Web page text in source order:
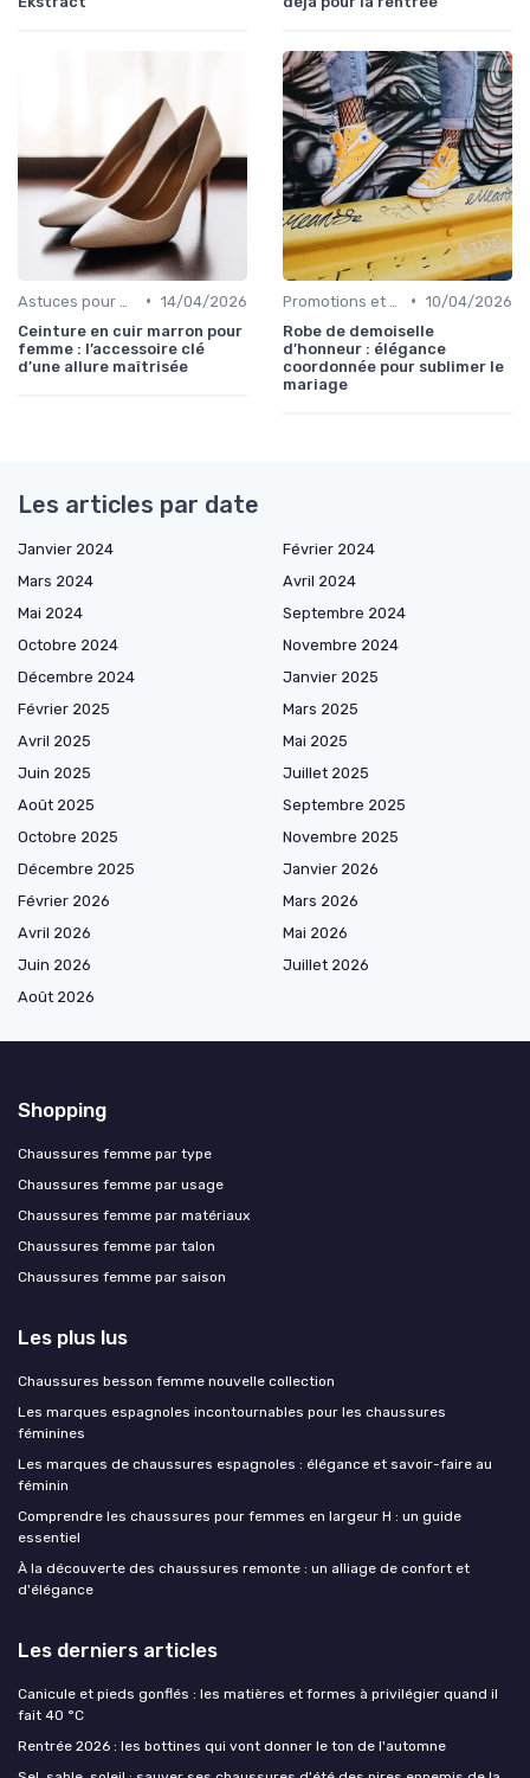
• 14/04/2026
Ceinture en cuir marron pour
femme : l’accessoire clé
d’une allure maîtrisée
• 10/04/2026
Robe de demoiselle
d’honneur : élégance
coordonnée pour sublimer le
mariage
Les articles par date
Janvier 2024
Février 2024
Mars 2024
Avril 2024
Mai 2024
Septembre 2024
Octobre 2024
Novembre 2024
Décembre 2024
Janvier 2025
Février 2025
Mars 2025
Avril 2025
Mai 2025
Juin 2025
Juillet 2025
Août 2025
Septembre 2025
Octobre 2025
Novembre 2025
Décembre 2025
Janvier 2026
Février 2026
Mars 2026
Avril 2026
Mai 2026
Juin 2026
Juillet 2026
Août 2026
Shopping
Chaussures femme par type
Chaussures femme par usage
Chaussures femme par matériaux
Chaussures femme par talon
Chaussures femme par saison
Les plus lus
Chaussures besson femme nouvelle collection
Les marques espagnoles incontournables pour les chaussures
féminines
Les marques de chaussures espagnoles : élégance et savoir-faire au
féminin
Comprendre les chaussures pour femmes en largeur H : un guide
essentiel
À la découverte des chaussures remonte : un alliage de confort et
d'élégance
Les derniers articles
Canicule et pieds gonflés : les matières et formes à privilégier quand il
fait 40 °C
Rentrée 2026 : les bottines qui vont donner le ton de l'automne